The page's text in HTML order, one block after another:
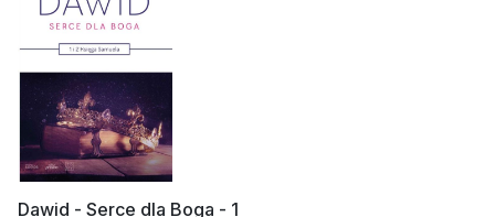
Dawid - Serce dla Boga - 1